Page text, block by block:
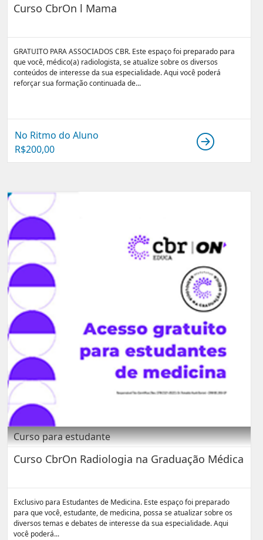
Curso CbrOn l Mama
GRATUITO PARA ASSOCIADOS CBR. Este espaço foi preparado para
que você, médico(a) radiologista, se atualize sobre os diversos
conteúdos de interesse da sua especialidade. Aqui você poderá
reforçar sua formação continuada de...
No Ritmo do Aluno
R$200,00
Curso para estudante
Curso CbrOn Radiologia na Graduação Médica
Exclusivo para Estudantes de Medicina. Este espaço foi preparado
para que você, estudante, de medicina, possa se atualizar sobre os
diversos temas e debates de interesse da sua especialidade. Aqui
você poderá...